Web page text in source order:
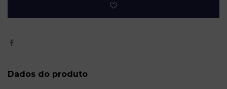
Dados do produto